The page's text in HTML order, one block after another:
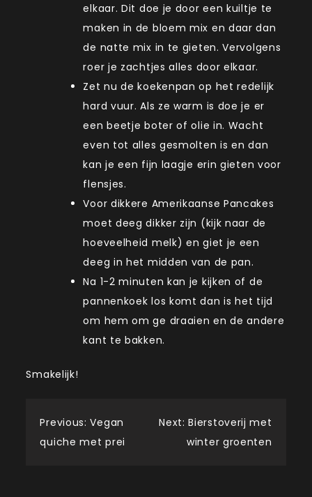
elkaar. Dit doe je door een kuiltje te
maken in de bloem mix en daar dan
de natte mix in te gieten. Vervolgens
roer je zachtjes alles door elkaar.
Zet nu de koekenpan op het redelijk
hard vuur. Als ze warm is doe je er
een beetje boter of olie in. Wacht
even tot alles gesmolten is en dan
kan je een fijn laagje erin gieten voor
flensjes.
Voor dikkere Amerikaanse Pancakes
moet deeg dikker zijn (kijk naar de
hoeveelheid melk) en giet je een
deeg in het midden van de pan.
Na 1-2 minuten kan je kijken of de
pannenkoek los komt dan is het tijd
om hem om ge draaien en de andere
kant te bakken.
Smakelijk!
Post
Previous: Vegan
quiche met prei
Next: Bierstoverij met
winter groenten